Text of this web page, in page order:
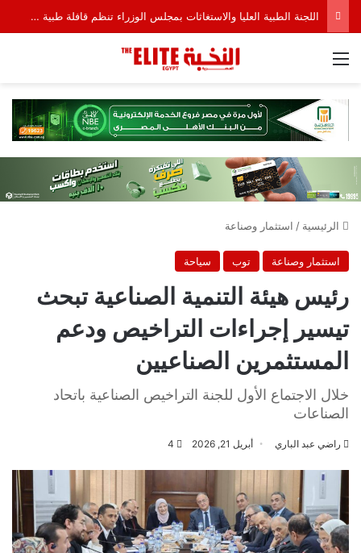
اللجنة الطبية العليا والاستغاثات بمجلس الوزراء تنظم قافلة طبية شاملة بمحافظة الشرقية بالتعاون مع مؤسسة بنك الشفاء المصري
القائمة
الرئيسية / استثمار وصناعة
استثمار وصناعة توب سياحة
رئيس هيئة التنمية الصناعية تبحث
تيسير إجراءات التراخيص ودعم
المستثمرين الصناعيين
خلال الاجتماع الأول للجنة التراخيص الصناعية باتحاد
الصناعات
راضي عبد الباري أبريل 21, 2026 4